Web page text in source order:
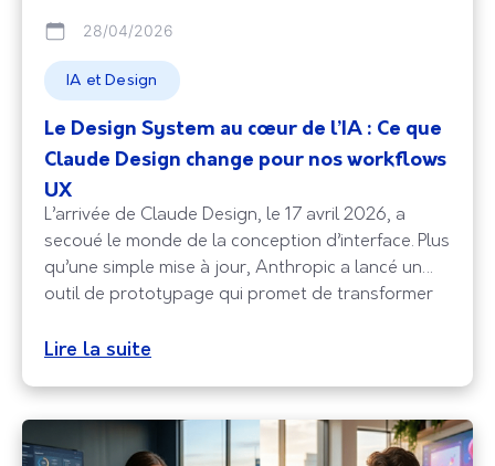
28/04/2026
IA et Design
Le Design System au cœur de l’IA : Ce que
Claude Design change pour nos workflows
UX
L’arrivée de Claude Design, le 17 avril 2026, a
secoué le monde de la conception d’interface. Plus
qu’une simple mise à jour, Anthropic a lancé un
outil de prototypage qui promet de transformer
passent du concept à la maquette. Entre
cette nouvelle interface
Lire la suite